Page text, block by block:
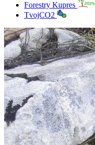
Forestry Kupres
TvojCO2